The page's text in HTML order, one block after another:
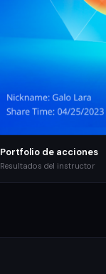
Portfolio de acciones
Resultados del instructor